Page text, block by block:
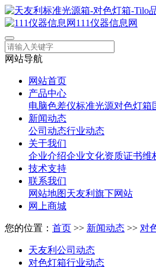
111仪器信息网
网站导航
网站首页
产品中心
电脑色差仪标准光源对色灯箱
新闻动态
公司动态行业动态
关于我们
企业介绍企业文化资质证书维
技术支持
联系我们
网站地图天友利旗下网站
网上商城
您的位置： 首页 >> 新闻动态 >> 对
天友利公司动态
对色灯箱行业动态